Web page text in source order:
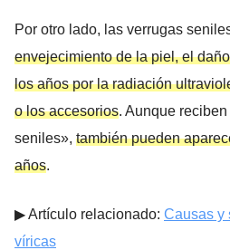
Por otro lado, las verrugas
envejecimiento de la piel, el
los años por la radiación
o los accesorios. Aunque
seniles», también pueden
años.
▶︎ Artículo relacionado: Causas y
víricas